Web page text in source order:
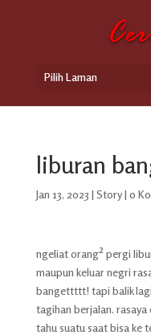
Pilih Laman
liburan
Jan 13, 2023 | Story| 0
ngeliat orang² pergi
maupun keluar negri
bangettttt! tapi balik
tagihan berjalan.
tahu suatu saat bisa ke